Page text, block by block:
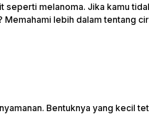
seperti melanoma. Jika kamu
lebih dalam tentang
Bentuknya yang kecil